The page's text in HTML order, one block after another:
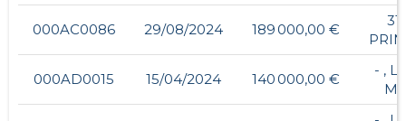
000AC0086 29/08/2024 189 000,00 €
000AD0015 15/04/2024 140 000,00 €
- ,